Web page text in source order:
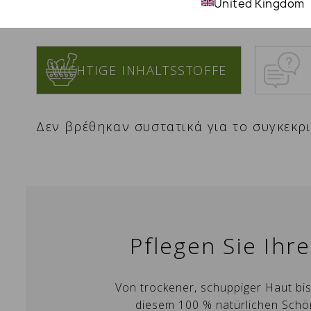
United Kingdom
WICHTIGE INHALTSSTOFFE
Δεν βρέθηκαν συστατικά για το
Pflegen Sie
Von trockener, schuppiger Haut
diesem 100 % natürlichen